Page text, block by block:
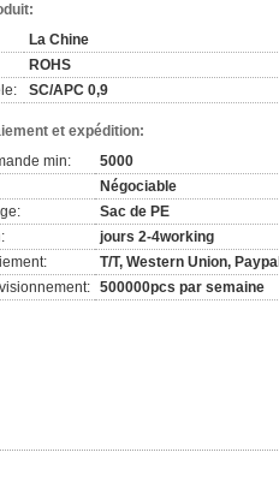
La Chine
ROHS
SC/APC 0,9
et expédition:
min:
5000
Négociable
Sac de PE
jours 2-4working
T/T, Western Union, Paypal
500000pcs par semaine